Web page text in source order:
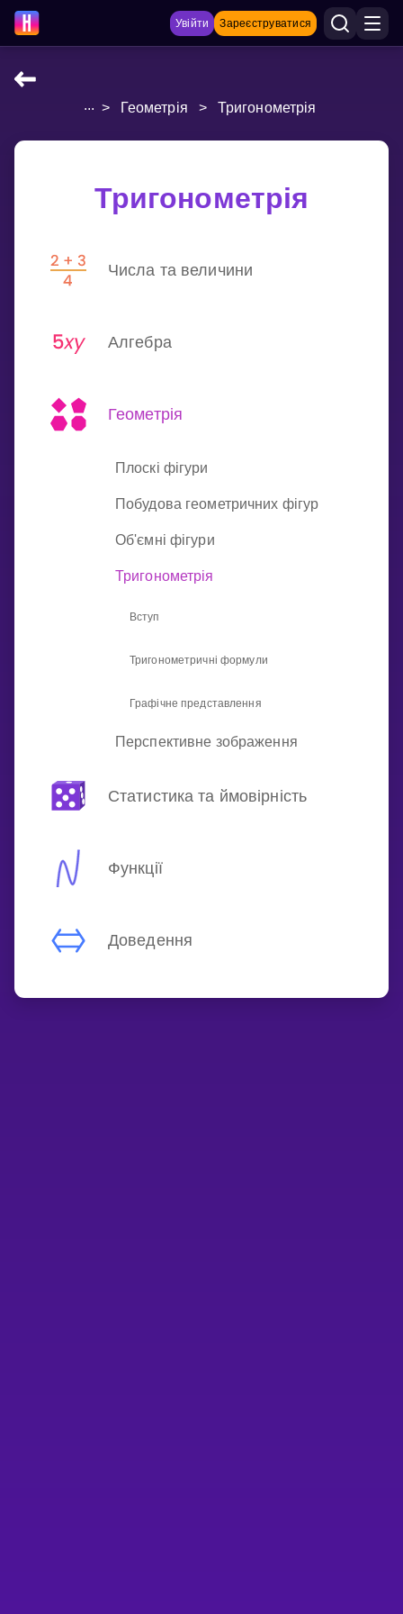
Увійти Зареєструватися
НАВЧАЛЬНІ МАТЕРІАЛИ
Multiplication Master
Показати більше
Invite a Friend
Select curriculum
... > Геометрія > Тригонометрія
Тригонометрія
Числа та величини
Алгебра
Геометрія
Плоскі фігури
Побудова геометричних фігур
Об'ємні фігури
Тригонометрія
Вступ
Тригонометричні формули
Графічне представлення
Перспективне зображення
Статистика та ймовірність
Функції
Доведення